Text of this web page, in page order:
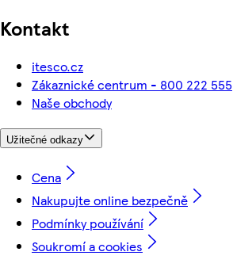
Kontakt
itesco.cz
Zákaznické centrum - 800 222 555
Naše obchody
Užitečné odkazy
Cena
Nakupujte online bezpečně
Podmínky používání
Soukromí a cookies